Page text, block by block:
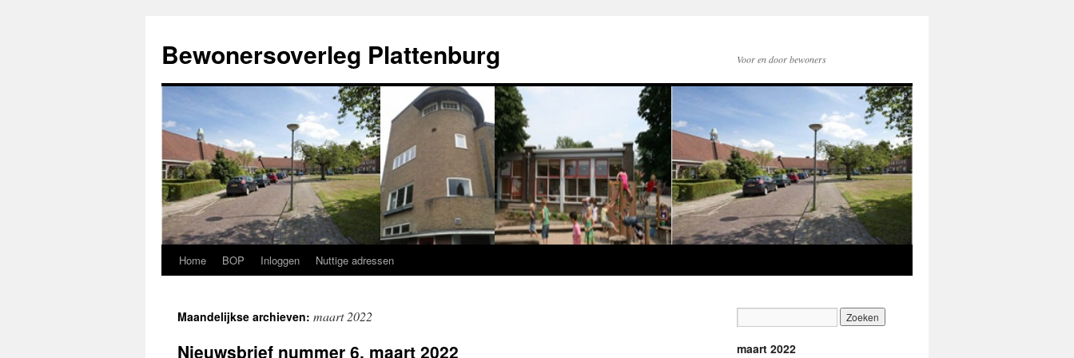
de
inhoud
Bewonersoverleg Plattenburg Voor en door bewoners
Home BOP Inloggen Nuttige adressen
Maandelijkse archieven: maart 2022
Nieuwsbrief nummer 6, maart 2022 maart 2022